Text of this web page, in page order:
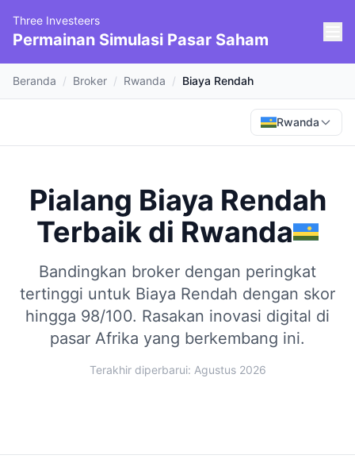
Three Investeers
Permainan Simulasi Pasar Saham
Beranda / Broker / Rwanda / Biaya Rendah
Rwanda
Pialang Biaya Rendah
Terbaik di Rwanda
Bandingkan broker dengan peringkat
tertinggi untuk Biaya Rendah dengan skor
hingga 98/100. Rasakan inovasi digital di
pasar Afrika yang berkembang ini.
Terakhir diperbarui: Agustus 2026